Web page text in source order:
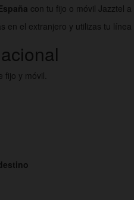
con tu fijo o móvil Jazztel
en el extranjero y utilizas tu
y móvil.